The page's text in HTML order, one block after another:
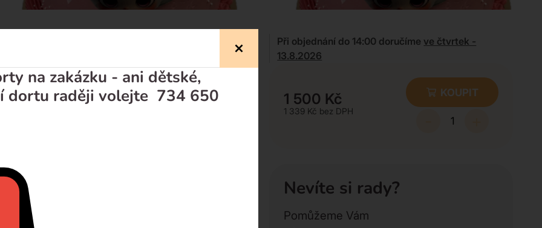
je možné změnit. Dort je obmazaný máslovým
Při objednání do 14:00 doručíme ve čtvrtek -
13.8.2026
1 500 Kč
1 339 Kč
KOUPIT
Nevíte si rady?
Pomůžeme Vám
na zakázku - ani dětské,
dortu raději volejte 734 650